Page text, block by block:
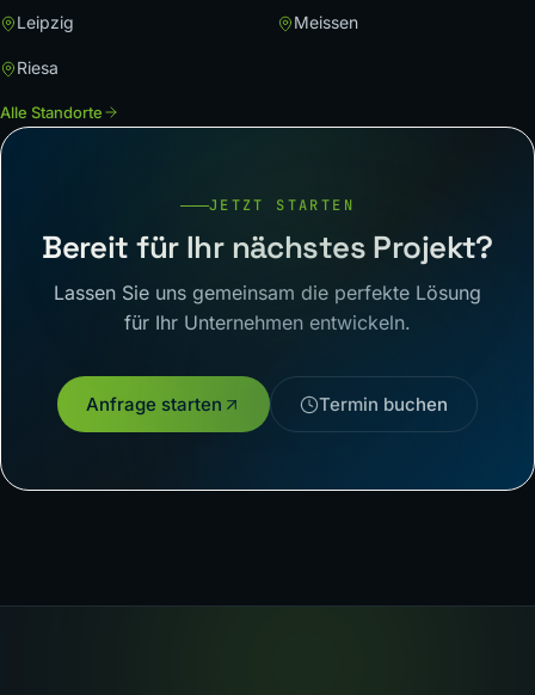
Leipzig Meissen
Riesa
Alle Standorte
JETZT STARTEN
Bereit für Ihr nächstes Projekt?
Lassen Sie uns gemeinsam die perfekte Lösung
für Ihr Unternehmen entwickeln.
Anfrage starten Termin buchen